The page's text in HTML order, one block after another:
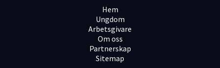
Meriterande om du har körkort
Meriterande om du har erfarenhet av bildstöd
Meriterande om du pratar spanska och/eller italienska
Fördelar med att arbeta som barnvakt hos oss:
Hem
Ungdom
Arbetsgivare
Om oss
Partnerskap
Sitemap